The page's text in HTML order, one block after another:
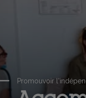
Promouvoir